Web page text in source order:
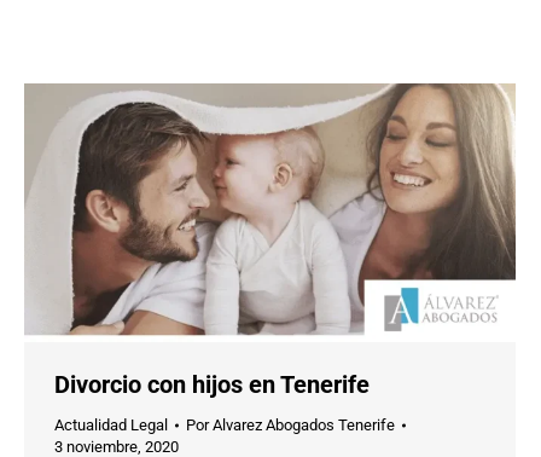
Divorcio con hijos en Tenerife
Actualidad Legal PorAlvarez Abogados Tenerife
3 noviembre, 2020